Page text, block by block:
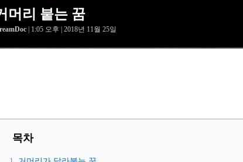
머리 붙는 꿈
| 1:05 오후 | 2018년 11월 25일
목차